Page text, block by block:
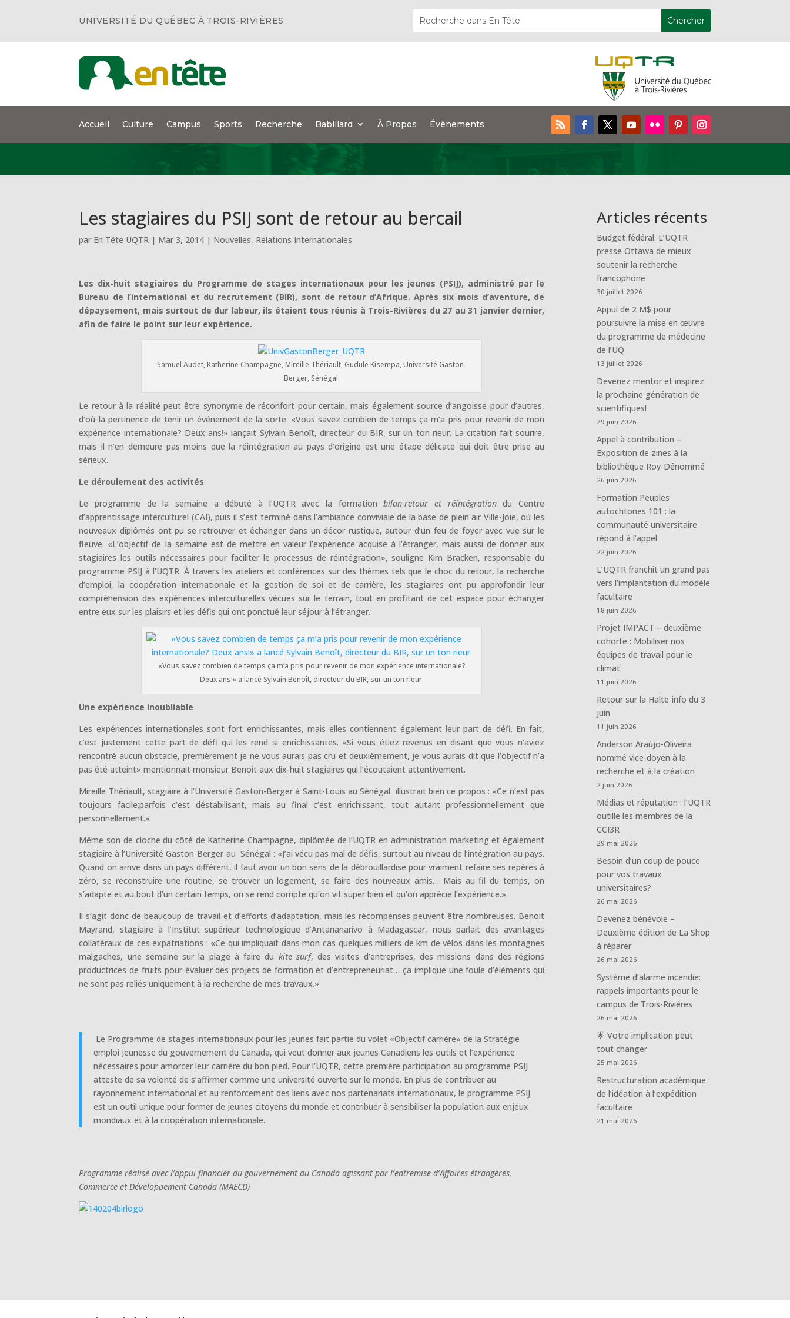
UNIVERSITÉ DU QUÉBEC À TROIS-RIVIÈRES
Accueil Culture Campus Sports Recherche Babillard À Propos Évènements
Les stagiaires du PSIJ sont de retour au bercail
par En Tête UQTR | Mar 3, 2014 | Nouvelles, Relations Internationales
Les dix-huit stagiaires du Programme de stages internationaux pour les jeunes (PSIJ), administré par le
Bureau de l’international et du recrutement (BIR), sont de retour d’Afrique. Après six mois d’aventure, de
dépaysement, mais surtout de dur labeur, ils étaient tous réunis à Trois-Rivières du 27 au 31 janvier dernier,
afin de faire le point sur leur expérience.
Samuel Audet, Katherine Champagne, Mireille Thériault, Gudule Kisempa, Université Gaston-
Berger, Sénégal.
Le retour à la réalité peut être synonyme de réconfort pour certain, mais également source d’angoisse pour d’autres,
d’où la pertinence de tenir un événement de la sorte. «Vous savez combien de temps ça m’a pris pour revenir de mon
expérience internationale? Deux ans!» lançait Sylvain Benoît, directeur du BIR, sur un ton rieur. La citation fait sourire,
mais il n’en demeure pas moins que la réintégration au pays d’origine est une étape délicate qui doit être prise au
sérieux.
Le déroulement des activités
Le programme de la semaine a débuté à l’UQTR avec la formationbilan-retour et réintégrationdu Centre
d’apprentissage interculturel (CAI), puis il s’est terminé dans l’ambiance conviviale de la base de plein air Ville-Joie, où les
nouveaux diplômés ont pu se retrouver et échanger dans un décor rustique, autour d’un feu de foyer avec vue sur le
fleuve. «L’objectif de la semaine est de mettre en valeur l’expérience acquise à l’étranger, mais aussi de donner aux
stagiaires les outils nécessaires pour faciliter le processus de réintégration», souligne Kim Bracken, responsable du
programme PSIJ à l’UQTR. À travers les ateliers et conférences sur des thèmes tels que le choc du retour, la recherche
d’emploi, la coopération internationale et la gestion de soi et de carrière, les stagiaires ont pu approfondir leur
compréhension des expériences interculturelles vécues sur le terrain, tout en profitant de cet espace pour échanger
entre eux sur les plaisirs et les défis qui ont ponctué leur séjour à l’étranger.
«Vous savez combien de temps ça m’a pris pour revenir de mon expérience internationale?
Deux ans!» a lancé Sylvain Benoît, directeur du BIR, sur un ton rieur.
Une expérience inoubliable
Les expériences internationales sont fort enrichissantes, mais elles contiennent également leur part de défi. En fait,
c’est justement cette part de défi qui les rend si enrichissantes. «Si vous étiez revenus en disant que vous n’aviez
rencontré aucun obstacle, premièrement je ne vous aurais pas cru et deuxièmement, je vous aurais dit que l’objectif n’a
pas été atteint» mentionnait monsieur Benoit aux dix-huit stagiaires qui l’écoutaient attentivement.
Mireille Thériault, stagiaire à l’Université Gaston-Berger à Saint-Louis au Sénégal illustrait bien ce propos : «Ce n’est pas
toujours facile;parfois c’est déstabilisant, mais au final c’est enrichissant, tout autant professionnellement que
personnellement.»
Même son de cloche du côté de Katherine Champagne, diplômée de l’UQTR en administration marketing et également
stagiaire à l’Université Gaston-Berger au Sénégal : «J’ai vécu pas mal de défis, surtout au niveau de l’intégration au pays.
Quand on arrive dans un pays différent, il faut avoir un bon sens de la débrouillardise pour vraiment refaire ses repères à
zéro, se reconstruire une routine, se trouver un logement, se faire des nouveaux amis… Mais au fil du temps, on
s’adapte et au bout d’un certain temps, on se rend compte qu’on vit super bien et qu’on apprécie l’expérience.»
Il s’agit donc de beaucoup de travail et d’efforts d’adaptation, mais les récompenses peuvent être nombreuses. Benoit
Mayrand, stagiaire à l’Institut supérieur technologique d’Antananarivo à Madagascar, nous parlait des avantages
collatéraux de ces expatriations : «Ce qui impliquait dans mon cas quelques milliers de km de vélos dans les montagnes
malgaches, une semaine sur la plage à faire du kite surf, des visites d’entreprises, des missions dans des régions
productrices de fruits pour évaluer des projets de formation et d’entrepreneuriat… ça implique une foule d’éléments qui
ne sont pas reliés uniquement à la recherche de mes travaux.»
Le Programme de stages internationaux pour les jeunes fait partie du volet «Objectif carrière» de la Stratégie
emploi jeunesse du gouvernement du Canada, qui veut donner aux jeunes Canadiens les outils et l’expérience
nécessaires pour amorcer leur carrière du bon pied. Pour l’UQTR, cette première participation au programme PSIJ
atteste de sa volonté de s’affirmer comme une université ouverte sur le monde. En plus de contribuer au
rayonnement international et au renforcement des liens avec nos partenariats internationaux, le programme PSIJ
est un outil unique pour former de jeunes citoyens du monde et contribuer à sensibiliser la population aux enjeux
mondiaux et à la coopération internationale.
Programme réalisé avec l’appui financier du gouvernement du Canada agissant par l’entremise d’Affaires étrangères,
Commerce et Développement Canada (MAECD)
Articles récents
Budget fédéral: L’UQTR
presse Ottawa de mieux
soutenir la recherche
francophone
30 juillet 2026
Appui de 2 M$ pour
poursuivre la mise en œuvre
du programme de médecine
de l’UQ
13 juillet 2026
Devenez mentor et inspirez
la prochaine génération de
scientifiques!
29 juin 2026
Appel à contribution –
Exposition de zines à la
bibliothèque Roy-Dénommé
26 juin 2026
Formation Peuples
autochtones 101 : la
communauté universitaire
répond à l’appel
22 juin 2026
L’UQTR franchit un grand pas
vers l’implantation du modèle
facultaire
18 juin 2026
Projet IMPACT – deuxième
cohorte : Mobiliser nos
équipes de travail pour le
climat
11 juin 2026
Retour sur la Halte-info du 3
juin
11 juin 2026
Anderson Araújo-Oliveira
nommé vice-doyen à la
recherche et à la création
2 juin 2026
Médias et réputation : l’UQTR
outille les membres de la
CCI3R
29 mai 2026
Besoin d’un coup de pouce
pour vos travaux
universitaires?
26 mai 2026
Devenez bénévole –
Deuxième édition de La Shop
à réparer
26 mai 2026
Système d’alarme incendie:
rappels importants pour le
campus de Trois-Rivières
26 mai 2026
🌟 Votre implication peut
tout changer
25 mai 2026
Restructuration académique :
de l’idéation à l’expédition
facultaire
21 mai 2026